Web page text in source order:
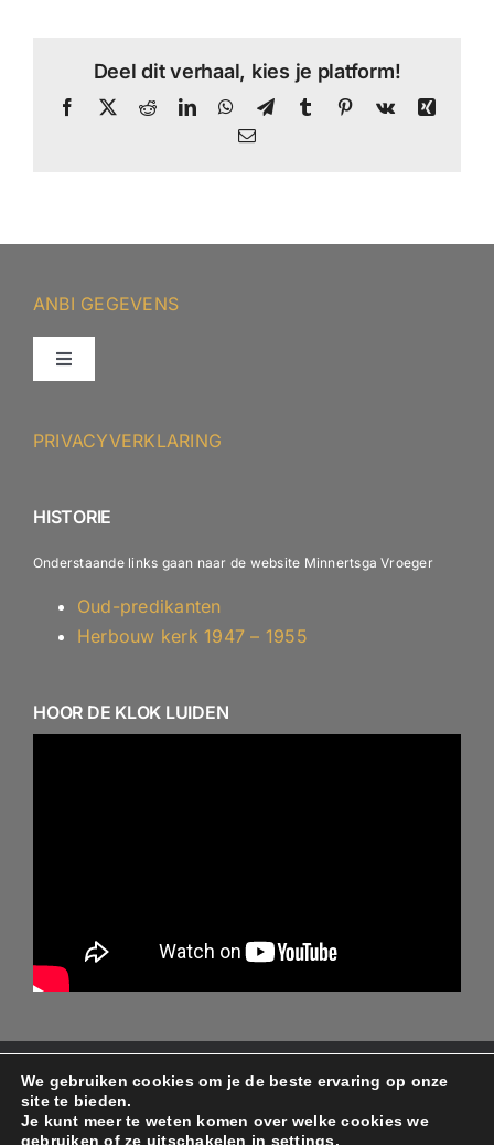
Deel dit verhaal, kies je platform!
Facebook
X RedditLinkedInWhatsApp
TelegramTumblr Pinterest
Vk
Xing
E-
ANBI GEGEVENS
Toggle
PRIVACYVERKLARING
HISTORIE
Onderstaande links gaan naar de website Minnertsga Vroeger
Oud-predikanten
Herbouw kerk 1947 – 1955
HOOR DE KLOK LUIDEN
© Copyright 2024 - 2026 - Alle rechten behouden aan
de ontwerper/beheerder Protestantse gemeente
We gebruiken cookies om je de beste ervaring op onze
site te bieden.
Je kunt meer te weten komen over welke cookies we
gebruiken of ze uitschakelen in settings.